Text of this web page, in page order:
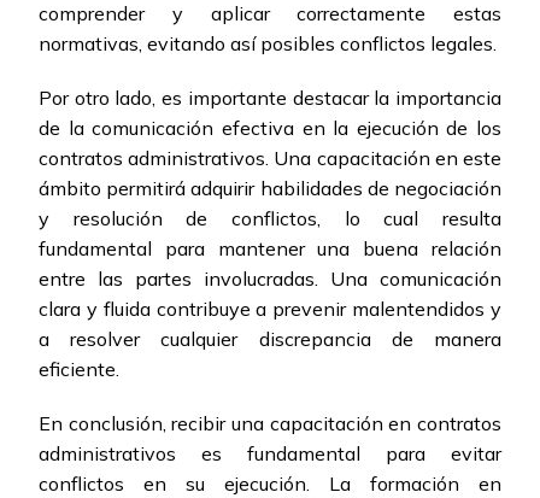
comprender y aplicar correctamente estas
normativas, evitando así posibles conflictos legales.
Por otro lado, es importante destacar la importancia
de la comunicación efectiva en la ejecución de los
contratos administrativos. Una capacitación en este
ámbito permitirá adquirir habilidades de negociación
y resolución de conflictos, lo cual resulta
fundamental para mantener una buena relación
entre las partes involucradas. Una comunicación
clara y fluida contribuye a prevenir malentendidos y
a resolver cualquier discrepancia de manera
eficiente.
En conclusión, recibir una capacitación en contratos
administrativos es fundamental para evitar
conflictos en su ejecución. La formación en